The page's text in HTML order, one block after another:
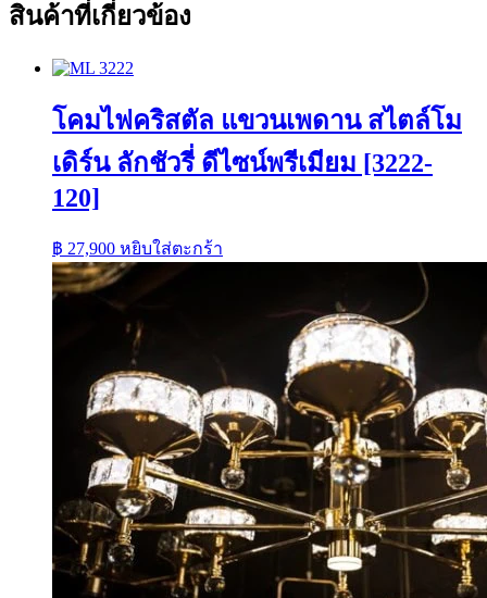
สินค้าที่เกี่ยวข้อง
โคมไฟคริสตัล แขวนเพดาน สไตล์โม
เดิร์น ลักชัวรี่ ดีไซน์พรีเมียม [3222-
120]
฿ 27,900 หยิบใส่ตะกร้า